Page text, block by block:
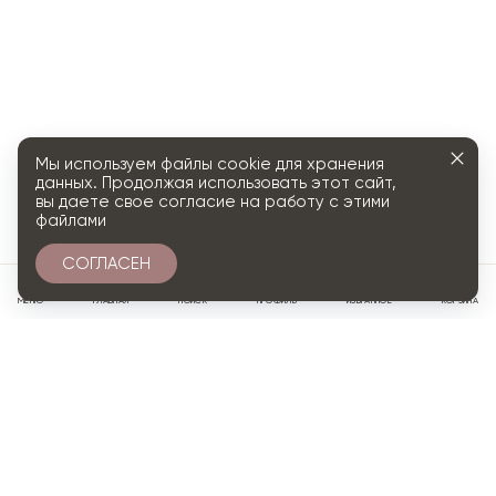
МЕНЮ ГЛАВНАЯ ПОИСК ПРОФИЛЬ ИЗБРАННОЕ КОРЗИНА
Мы используем файлы cookie для хранения
данных. Продолжая использовать этот сайт,
вы даете свое согласие на работу с этими
файлами
СОГЛАСЕН